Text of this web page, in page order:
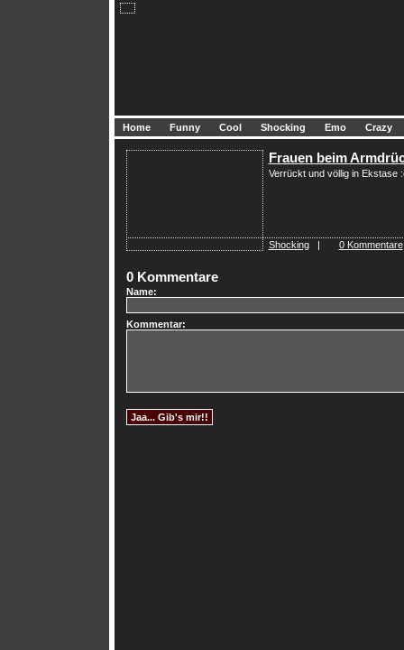
Home Funny Cool Shocking Emo Crazy
Frauen beim
Verrückt und völlig in Ekstase
Shocking| 0 Kommentare
0 Kommentare
Name:
Kommentar: